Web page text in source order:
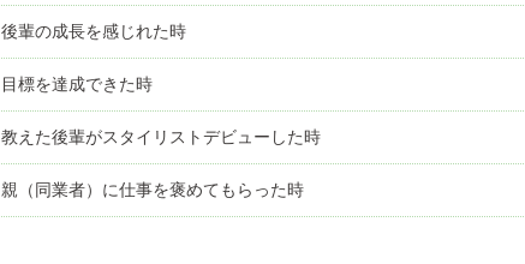
●後輩の成長を感じれた時
●目標を達成できた時
●教えた後輩がスタイリストデビューした時
●親（同業者）に仕事を褒めてもらった時